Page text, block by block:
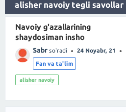
alisher navoiy tegli savollar
Navoiy g'azallarining
shaydosiman insho
Sabr so'radi 24 Noyabr, 21
Fan va ta'lim
alisher navoiy